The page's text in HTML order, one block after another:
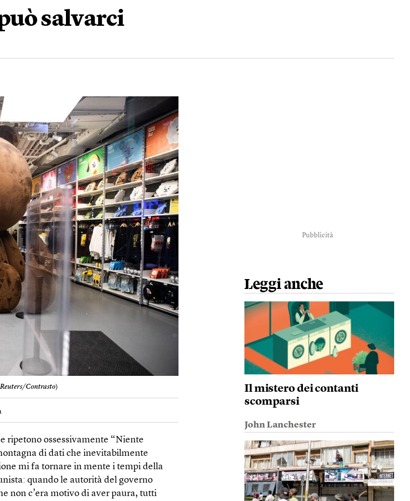
salvarci
Contrasto)
ripetono ossessivamente “Niente
di dati che inevitabilmente
mi fa tornare in mente i tempi della
quando le autorità del governo
non c’era motivo di aver paura, tutti
Pubblicità
Leggi anche
Il mistero dei contanti
scomparsi
John Lanchester